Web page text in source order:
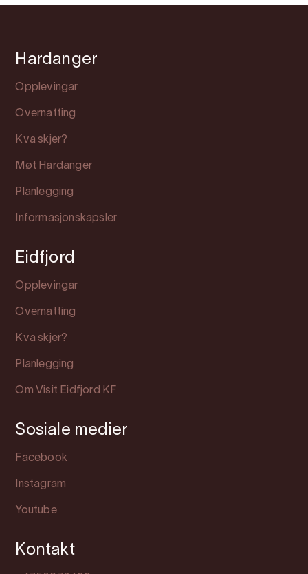
Hardanger
Opplevingar
Overnatting
Kva skjer?
Møt Hardanger
Planlegging
Informasjonskapsler
Eidfjord
Opplevingar
Overnatting
Kva skjer?
Planlegging
Om Visit Eidfjord KF
Sosiale medier
Facebook
Instagram
Youtube
Kontakt